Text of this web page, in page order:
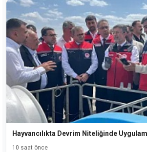
Hayvancılıkta Devrim Niteliğinde
10 saat önce